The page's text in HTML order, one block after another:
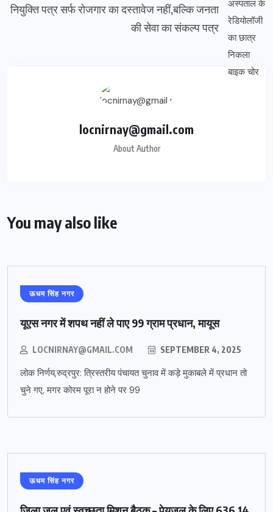
नियुक्ति पत्र सर्फ रोजगार का दस्तावेज नहीं,बल्कि जनता
की सेवा का संकल्प पत्र
locnirnay@gmail.com
About Author
You may also like
ऊधम सिंह नगर
यूएस नगर में शपथ नहीं ले पाए 99 ग्राम प्रधान, मायूस
LOCNIRNAY@GMAIL.COM SEPTEMBER 4, 2025
लोक निर्णय,रुद्रपुर: त्रिस्तरीय पंचायत चुनाव में कड़े मुकाबले में प्रधान तो
चुने गए, मगर कोरम पूरा न होने पर 99
ऊधम सिंह नगर